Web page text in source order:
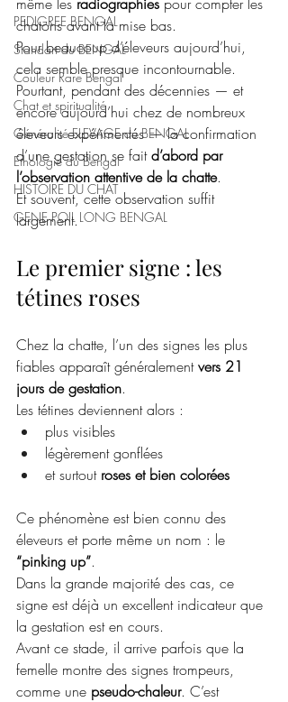
PEDIGREE BENGAL
Standart du BENGAL
Couleur Rare Bengal
Chat et spiritualité
Généralité ELEVAGE du BENGAL
Ethologie du Bengal
HISTOIRE DU CHAT
GENE POIL LONG BENGAL
chatons avant la mise bas.
Pour beaucoup d’éleveurs aujourd’hui,
cela semble presque incontournable.
Pourtant, pendant des décennies — et
encore aujourd’hui chez de nombreux
éleveurs expérimentés — la confirmation
d’une gestation se fait d’abord par
l’observation attentive de la chatte.
Et souvent, cette observation suffit
largement.
Le premier signe : les
tétines roses
Chez la chatte, l’un des signes les plus
fiables apparaît généralement vers 21
jours de gestation.
Les tétines deviennent alors :
plus visibles
légèrement gonflées
et surtout roses et bien colorées
Ce phénomène est bien connu des
éleveurs et porte même un nom : le
“pinking up”.
Dans la grande majorité des cas, ce
signe est déjà un excellent indicateur que
la gestation est en cours.
Avant ce stade, il arrive parfois que la
femelle montre des signes trompeurs,
comme une pseudo-chaleur. C’est